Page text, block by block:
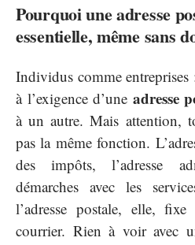
Pourquoi une adresse
essentielle, même sans
Individus comme entreprises
à l’exigence d’une adresse
à un autre. Mais attention,
pas la même fonction.
des impôts, l’adresse
démarches avec les
l’adresse postale, elle,
courrier. Rien à voir avec